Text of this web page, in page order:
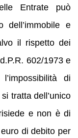
Entrate può
dell’immobile e
il rispetto dei
602/1973 e
di
tratta dell’unico
e non è di
di debito per